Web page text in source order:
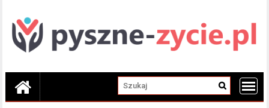
content